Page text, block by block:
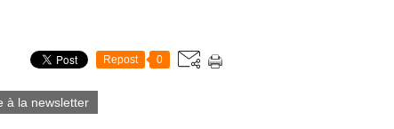
Repost 0
à la newsletter